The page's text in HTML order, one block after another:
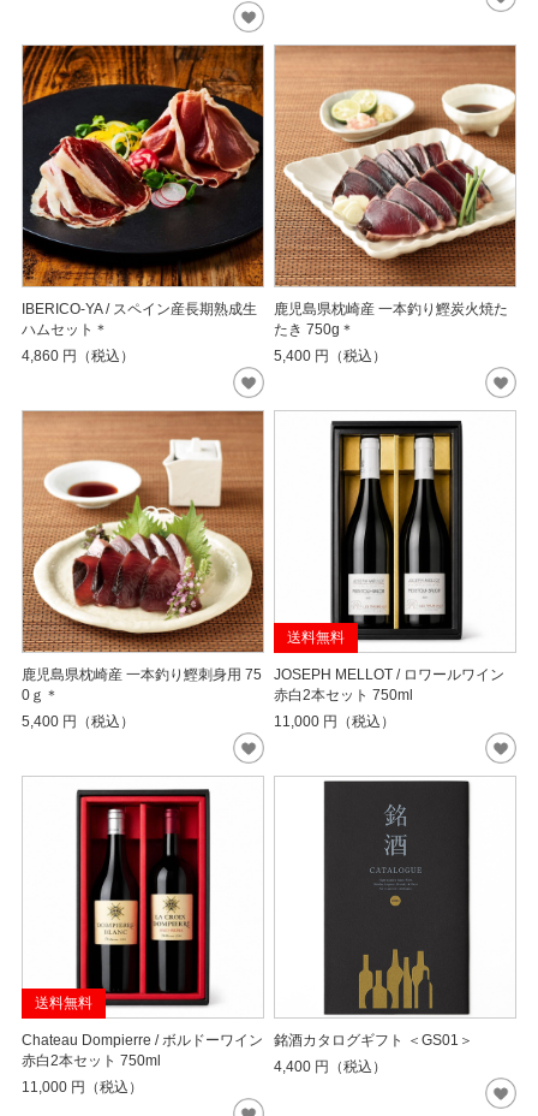
IBERICO-YA / スペイン産長期熟成生
ハムセット＊
4,860 円（税込）
鹿児島県枕崎産 一本釣り鰹炭火焼た
たき 750g＊
5,400 円（税込）
鹿児島県枕崎産 一本釣り鰹刺身用 75
0ｇ＊
5,400 円（税込）
送料無料
JOSEPH MELLOT / ロワールワイン
赤白2本セット 750ml
11,000 円（税込）
送料無料
Chateau Dompierre / ボルドーワイン
赤白2本セット 750ml
11,000 円（税込）
銘酒カタログギフト ＜GS01＞
4,400 円（税込）